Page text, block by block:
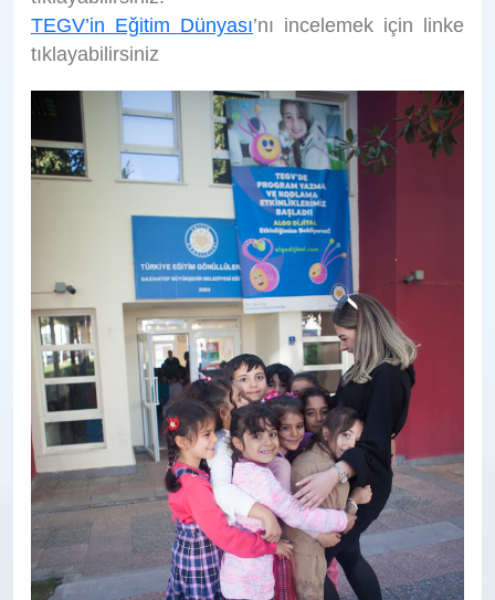
TEGV’in Eğitim Dünyası’nı incelemek için linke
tıklayabilirsiniz